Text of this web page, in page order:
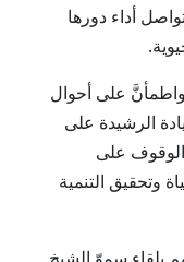
أداء دورها
واطمأنَّ على أحوال
الرشيدة على
على
وتحقيق التنمية